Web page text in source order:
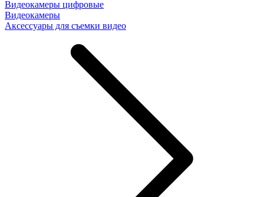
Видеокамеры цифровые
Видеокамеры
Аксессуары для съемки видео